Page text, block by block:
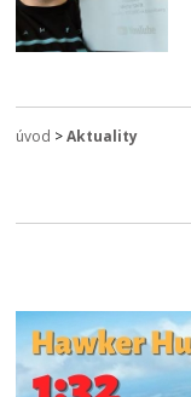
úvod >Aktuality